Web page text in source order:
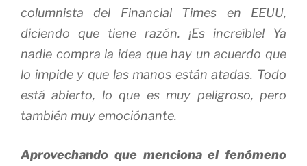
columnista del Financial Times en EEUU,
diciendo que tiene razón. ¡Es increíble! Ya
nadie compra la idea que hay un acuerdo que
lo impide y que las manos están atadas. Todo
está abierto, lo que es muy peligroso, pero
también muy emociónante.
Aprovechando que menciona el fenómeno